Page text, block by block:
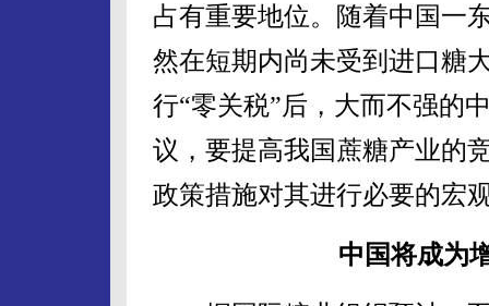
占有重要地位。随着中国一
然在短期内尚未受到进口糖
行“零关税”后，大而不强的
议，要提高我国蔗糖产业的
政策措施对其进行必要的宏
中国将成为